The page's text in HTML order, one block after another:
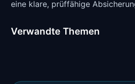
eine klare, prüffähige
Verwandte Themen